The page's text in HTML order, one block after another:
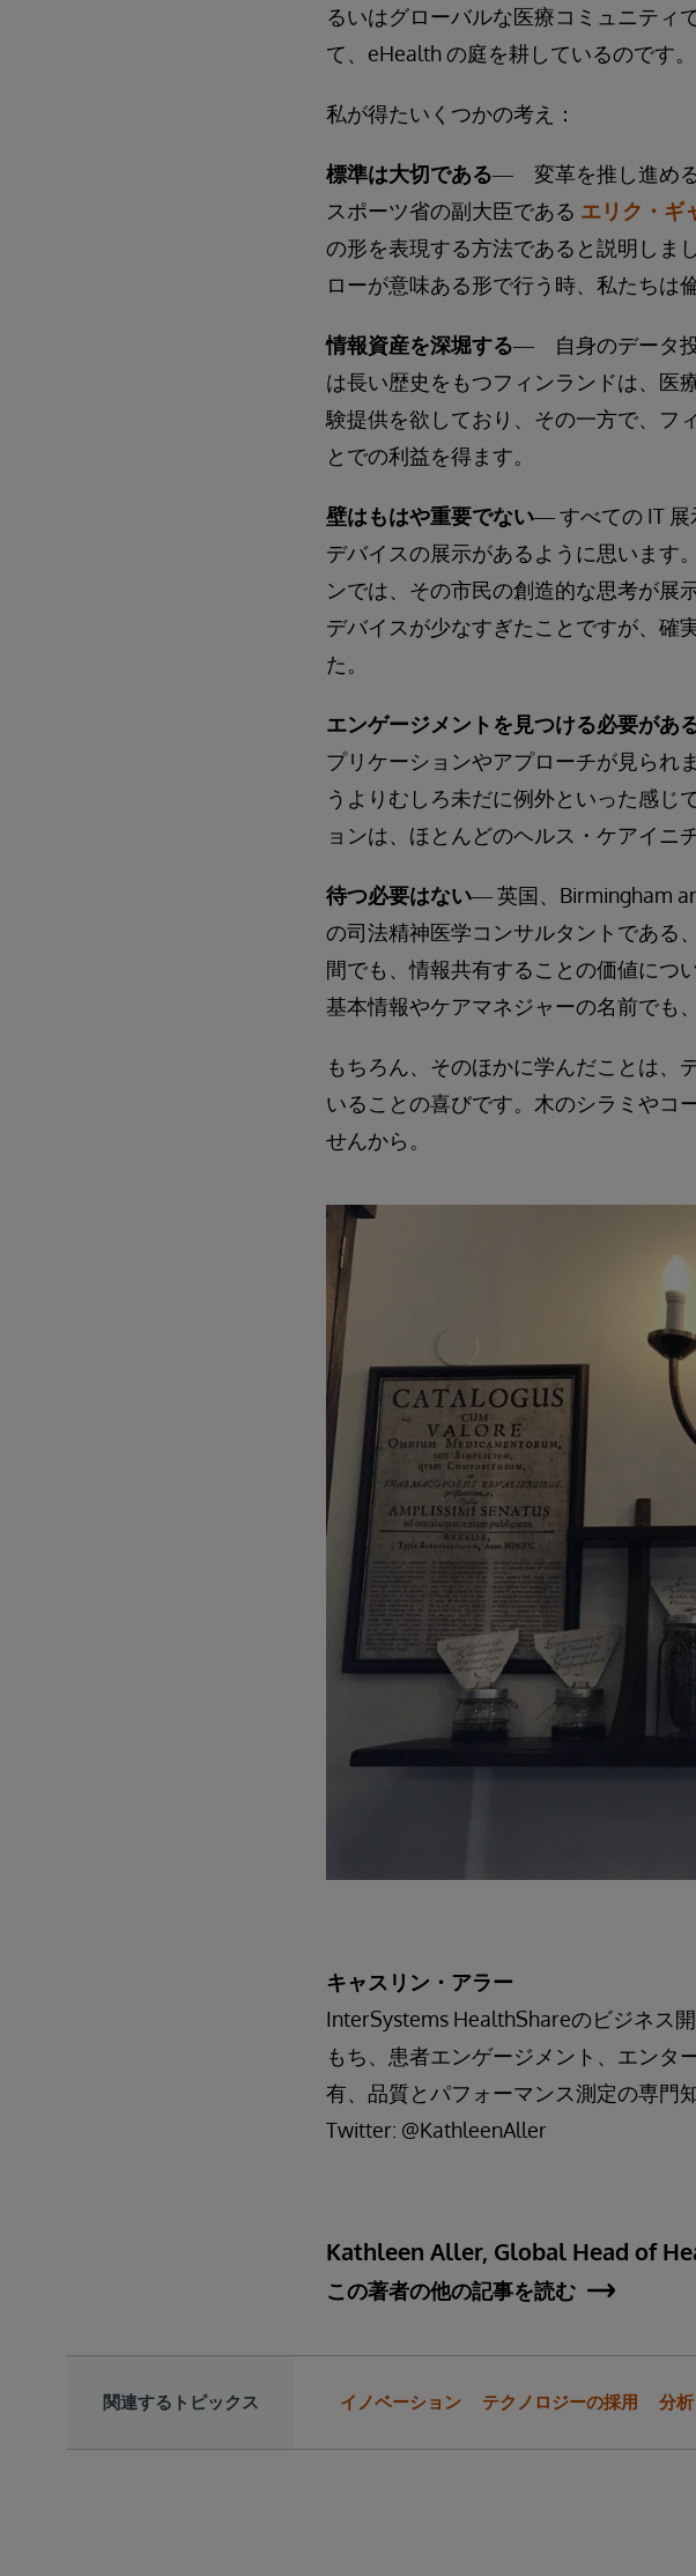
るいはグローバルな医療コミュニティ
て、eHealth の庭を耕しているのです。
私が得たいくつかの考え：
標準は大切である― 変革を推し進める
スポーツ省の副大臣である エリク・ギ
の形を表現する方法であると説明しま
ローが意味ある形で行う時、私たちは
情報資産を深堀する― 自身のデータ投
は長い歴史をもつフィンランドは、医
験提供を欲しており、その一方で、フ
とでの利益を得ます。
壁はもはや重要でない― すべての IT 展
デバイスの展示があるように思います
ンでは、その市民の創造的な思考が展
デバイスが少なすぎたことですが、確
た。
エンゲージメントを見つける必要があ
プリケーションやアプローチが見られ
うよりむしろ未だに例外といった感じ
ョンは、ほとんどのヘルス・ケアイニ
待つ必要はない― 英国、Birmingham
の司法精神医学コンサルタントである
間でも、情報共有することの価値につ
基本情報やケアマネジャーの名前でも
もちろん、そのほかに学んだことは、
いることの喜びです。木のシラミやコ
せんから。
キャスリン・アラー
InterSystems HealthShareのビジネス
もち、患者エンゲージメント、エンタ
有、品質とパフォーマンス測定の専門
Twitter: @KathleenAller
Kathleen Aller, Global Head of
この著者の他の記事を読む
関連するトピックス イノベーション テクノロジーの採用 分析